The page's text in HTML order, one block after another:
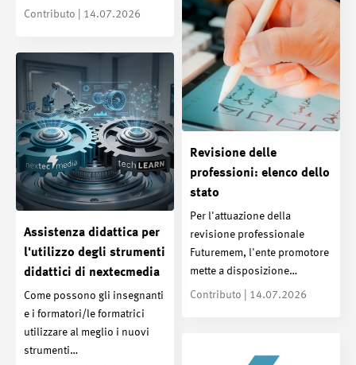
Contributo | 14.07.2026
Revisione delle
professioni: elenco dello
stato
Per l'attuazione della
revisione professionale
Futuremem, l'ente promotore
mette a disposizione…
Contributo | 14.07.2026
Assistenza didattica per
l'utilizzo degli strumenti
didattici di nextecmedia
Come possono gli insegnanti
e i formatori/le formatrici
utilizzare al meglio i nuovi
strumenti…